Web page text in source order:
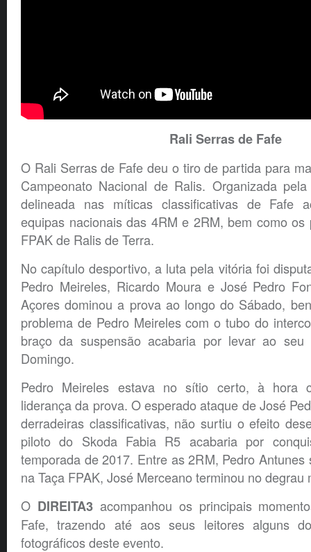
Rali Serras de Fafe
O Rali Serras de Fafe deu o tiro de partida para
Campeonato Nacional de Ralis. Organizada
delineada nas míticas classificativas de Fafe
equipas nacionais das 4RM e 2RM, bem como os
FPAK de Ralis de Terra.
No capítulo desportivo, a luta pela vitória foi
Pedro Meireles, Ricardo Moura e José Pedro
Açores dominou a prova ao longo do Sábado,
problema de Pedro Meireles com o tubo do
braço da suspensão acabaria por levar ao seu
Domingo.
Pedro Meireles estava no sítio certo, à hora
liderança da prova. O esperado ataque de José
derradeiras classificativas, não surtiu o efeito
piloto do Skoda Fabia R5 acabaria por
temporada de 2017. Entre as 2RM, Pedro Antunes
na Taça FPAK, José Merceano terminou no degrau
O DIREITA3acompanhou os principais
Fafe, trazendo até aos seus leitores alguns
fotográficos deste evento.